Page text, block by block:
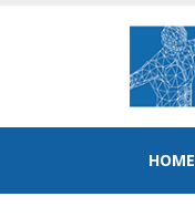
HOME